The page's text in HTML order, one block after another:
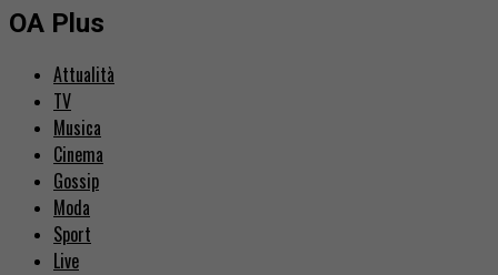
OA Plus
Attualità
TV
Musica
Cinema
Gossip
Moda
Sport
Live